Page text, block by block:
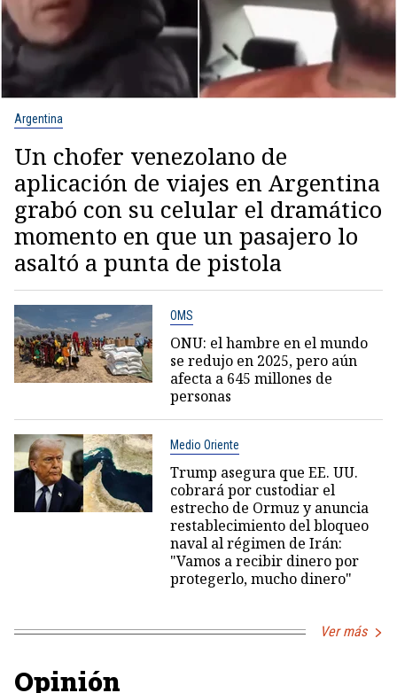
Argentina
Un chofer venezolano de
aplicación de viajes en Argentina
grabó con su celular el dramático
momento en que un pasajero lo
asaltó a punta de pistola
OMS
ONU: el hambre en el mundo
se redujo en 2025, pero aún
afecta a 645 millones de
personas
Medio Oriente
Trump asegura que EE. UU.
cobrará por custodiar el
estrecho de Ormuz y anuncia
restablecimiento del bloqueo
naval al régimen de Irán:
"Vamos a recibir dinero por
protegerlo, mucho dinero"
Ver más
Opinión